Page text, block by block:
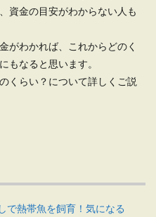
資金の目安がわからない人も
がわかれば、これからどのく
もなると思います。
くらい？について詳しくご説
で熱帯魚を飼育！気になる